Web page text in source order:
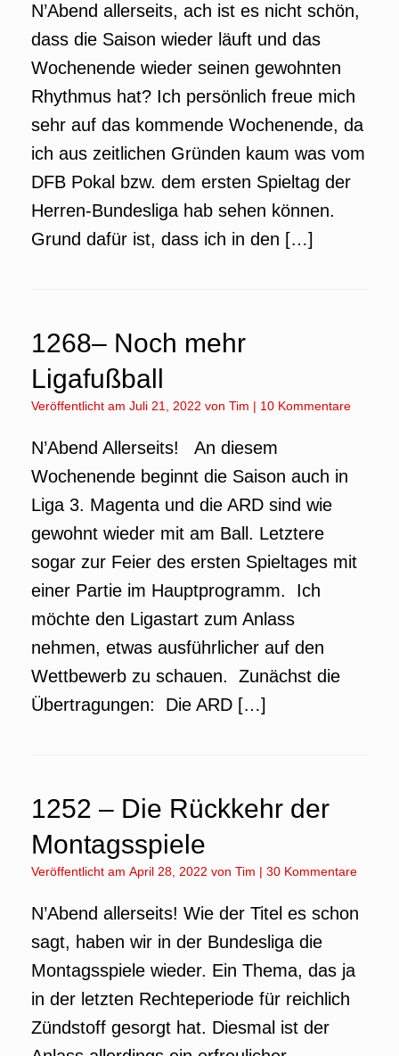
N’Abend allerseits, ach ist es nicht schön,
dass die Saison wieder läuft und das
Wochenende wieder seinen gewohnten
Rhythmus hat? Ich persönlich freue mich
sehr auf das kommende Wochenende, da
ich aus zeitlichen Gründen kaum was vom
DFB Pokal bzw. dem ersten Spieltag der
Herren-Bundesliga hab sehen können.
Grund dafür ist, dass ich in den […]
1268– Noch mehr
Ligafußball
Veröffentlicht am Juli 21, 2022 von Tim | 10 Kommentare
N’Abend Allerseits! An diesem
Wochenende beginnt die Saison auch in
Liga 3. Magenta und die ARD sind wie
gewohnt wieder mit am Ball. Letztere
sogar zur Feier des ersten Spieltages mit
einer Partie im Hauptprogramm. Ich
möchte den Ligastart zum Anlass
nehmen, etwas ausführlicher auf den
Wettbewerb zu schauen. Zunächst die
Übertragungen: Die ARD […]
1252 – Die Rückkehr der
Montagsspiele
Veröffentlicht am April 28, 2022 von Tim | 30 Kommentare
N’Abend allerseits! Wie der Titel es schon
sagt, haben wir in der Bundesliga die
Montagsspiele wieder. Ein Thema, das ja
in der letzten Rechteperiode für reichlich
Zündstoff gesorgt hat. Diesmal ist der